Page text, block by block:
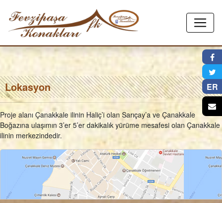
Lokasyon
Proje alanı Çanakkale ilinin Haliç’i olan Sarıçay’a ve Çanakkale
Boğazına ulaşımın 3’er 5’er dakikalık yürüme mesafesi olan Çanakkale
ilinin merkezindedir.
Google
Maps
Lokasyon
Eski
Mahalle
×
ER